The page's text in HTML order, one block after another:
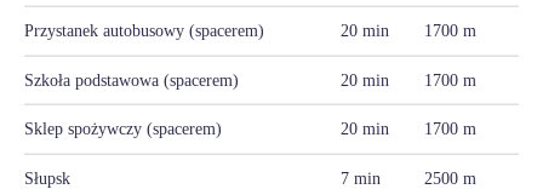
Przystanek autobusowy (spacerem) 20 min 1700 m
Szkoła podstawowa (spacerem) 20 min 1700 m
Sklep spożywczy (spacerem) 20 min 1700 m
Słupsk 7 min 2500 m